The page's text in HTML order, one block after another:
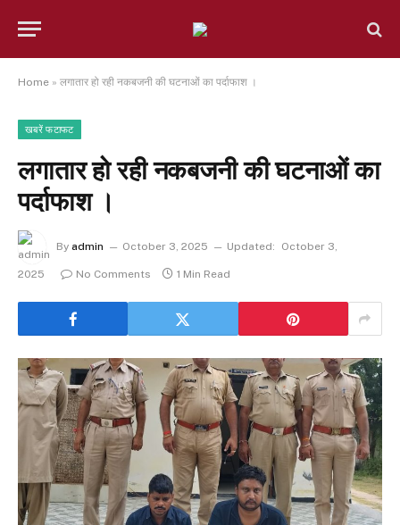
Home » लगातार हो रही नकबजनी की घटनाओं का पर्दाफाश ।
खबरें फटाफट
लगातार हो रही नकबजनी की घटनाओं का
पर्दाफाश ।
By admin October 3, 2025 Updated: October 3,
2025 No Comments 1 Min Read